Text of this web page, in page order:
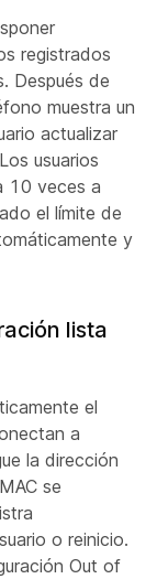
registrados
Después de
muestra un
actualizar
usuarios
10 veces a
el límite de
y
lista
el
a
la dirección
se
o reinicio.
Out of